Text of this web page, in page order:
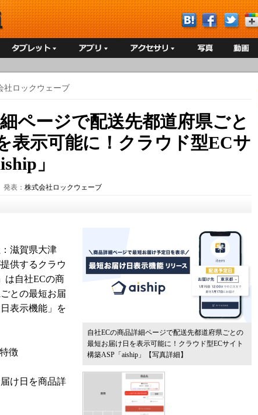
社ロックウェーブ
ページで配送先都道府県ごと
表示可能に！クラウド型ECサ
」
発表： 株式会社ロックウェーブ
自社ECの商品詳細ページで配送先都道府県ごとの
最短お届け日を表示可能に！クラウド型ECサイト
構築ASP「aiship」
【写真詳細】
滋賀県大津
供するクラウ
は自社ECの商
との最短お届
表示機能」を
徴
け日を商品詳